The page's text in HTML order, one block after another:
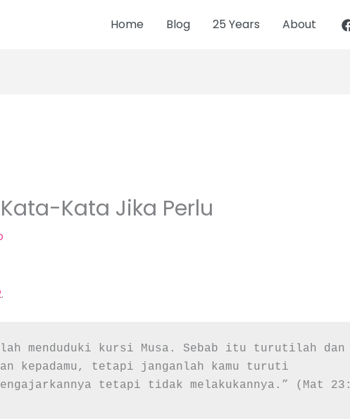
Home Blog 25 Years About
Kata Jika Perlu
.
menduduki kursi Musa. Sebab itu turutilah dan
kepadamu, tetapi janganlah kamu turuti
tetapi tidak melakukannya.” (Mat 23: